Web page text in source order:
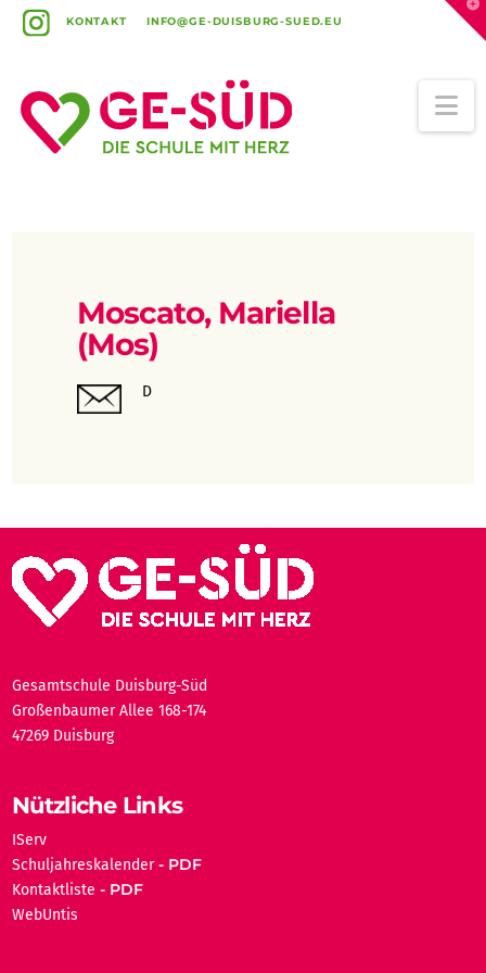
KONTAKT INFO@GE-DUISBURG-SUED.EU
Moscato, Mariella
(Mos)
D
Gesamtschule Duisburg-Süd
Großenbaumer Allee 168-174
47269 Duisburg
Nützliche Links
IServ
Schuljahreskalender
Kontaktliste
WebUntis